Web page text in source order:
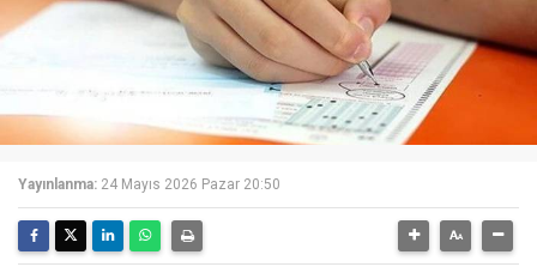
Yayınlanma: 24 Mayıs 2026 Pazar 20:50